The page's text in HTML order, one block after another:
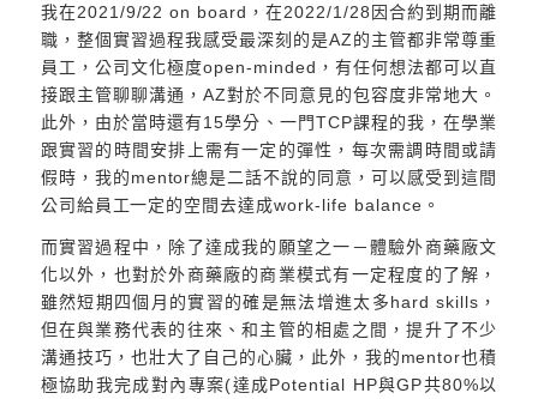
我在2021/9/22 on board，在2022/1/28因合約到期而離
職，整個實習過程我感受最深刻的是AZ的主管都非常尊重
員工，公司文化極度open-minded，有任何想法都可以直
接跟主管聊聊溝通，AZ對於不同意見的包容度非常地大。
此外，由於當時還有15學分、一門TCP課程的我，在學業
跟實習的時間安排上需有一定的彈性，每次需調時間或請
假時，我的mentor總是二話不說的同意，可以感受到這間
公司給員工一定的空間去達成work-life balance。
而實習過程中，除了達成我的願望之一－體驗外商藥廠文
化以外，也對於外商藥廠的商業模式有一定程度的了解，
雖然短期四個月的實習的確是無法增進太多hard skills，
但在與業務代表的往來、和主管的相處之間，提升了不少
溝通技巧，也壯大了自己的心臟，此外，我的mentor也積
極協助我完成對內專案(達成Potential HP與GP共80%以